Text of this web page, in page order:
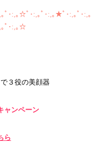
ﾟ･:,｡☆ﾟ･:,｡ﾟ･:,｡★ﾟ･:,｡ﾟ･:,｡
ﾟ･:,｡☆
で３役の美顔器
ャンペーン
ら